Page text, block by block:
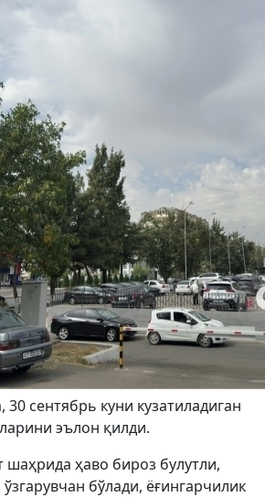
30 сентябрь куни кузатиладиган
эълон қилди.
шаҳрида ҳаво бироз булутли,
бўлади, ёғингарчилик